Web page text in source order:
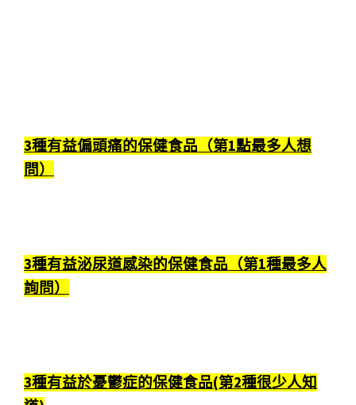
3種有益偏頭痛的保健食品（第1點最多人想
問）
3種有益泌尿道感染的保健食品（第1種最多人
詢問）
3種有益於憂鬱症的保健食品(第2種很少人知